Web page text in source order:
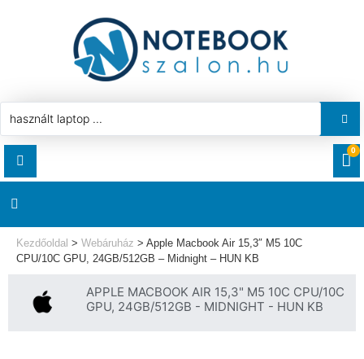
LETÖLTÉSEK
CÍMEK
0
HASZNÁLT LAPTOP
AKCIÓ
Kezdőoldal > Webáruház > Apple Macbook Air 15,3″ M5 10C
CPU/10C GPU, 24GB/512GB – Midnight – HUN KB
APPLE MACBOOK AIR 15,3" M5 10C CPU/10C
GPU, 24GB/512GB - MIDNIGHT - HUN KB